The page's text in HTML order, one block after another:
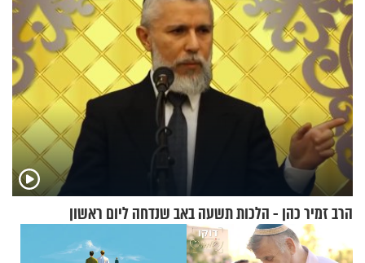
הרב זמיר כהן - הלכות תשעה באב שנדחה ליום ראשון